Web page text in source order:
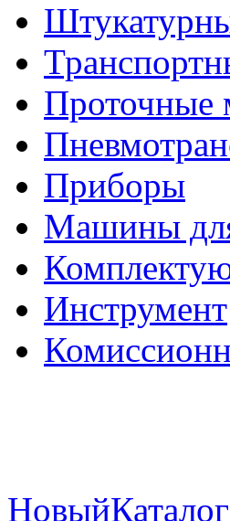
Проточные
Приборы
Машины
Инструмент
Новый